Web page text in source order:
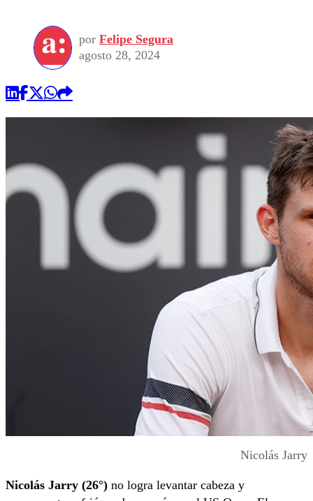
por Felipe Segura
agosto 28, 2024
Nicolás Jarry
Nicolás Jarry (26°) no logra levantar cabeza y